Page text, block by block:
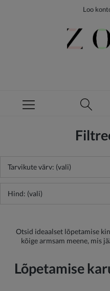
Loo
Tarvikute värv: (vali)
Hind: (vali)
Otsid ideaalset lõpetamise
kõige armsam meene, mis
Lõpetamise